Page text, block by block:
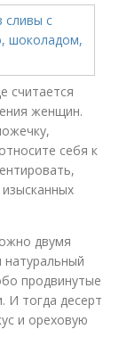
считается
женщин.
себя к
двумя
продвинутые
И тогда десерт
и ореховую